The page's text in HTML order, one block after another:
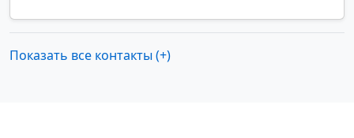
Показать все контакты (+)